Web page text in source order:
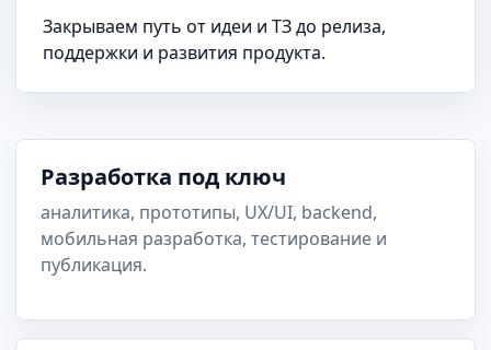
Закрываем путь от идеи и ТЗ до релиза,
поддержки и развития продукта.
Разработка под ключ
аналитика, прототипы, UX/UI, backend,
мобильная разработка, тестирование и
публикация.